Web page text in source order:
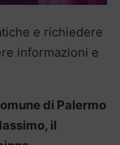
e richiedere
informazioni e
di Palermo
il